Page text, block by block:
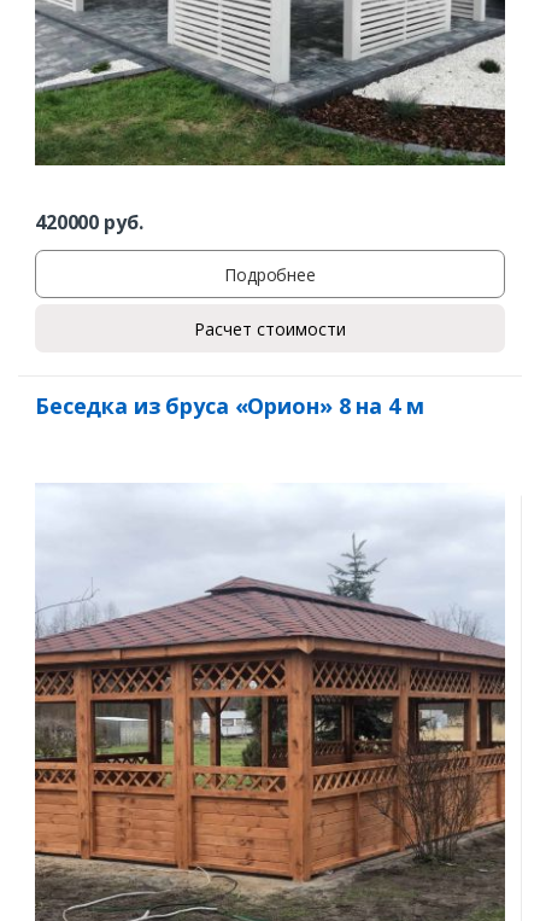
420000 руб.
Подробнее
Расчет стоимости
Беседка из бруса «Орион» 8 на 4 м